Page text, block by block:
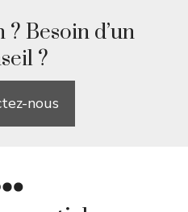
Besoin d’un
?
nous